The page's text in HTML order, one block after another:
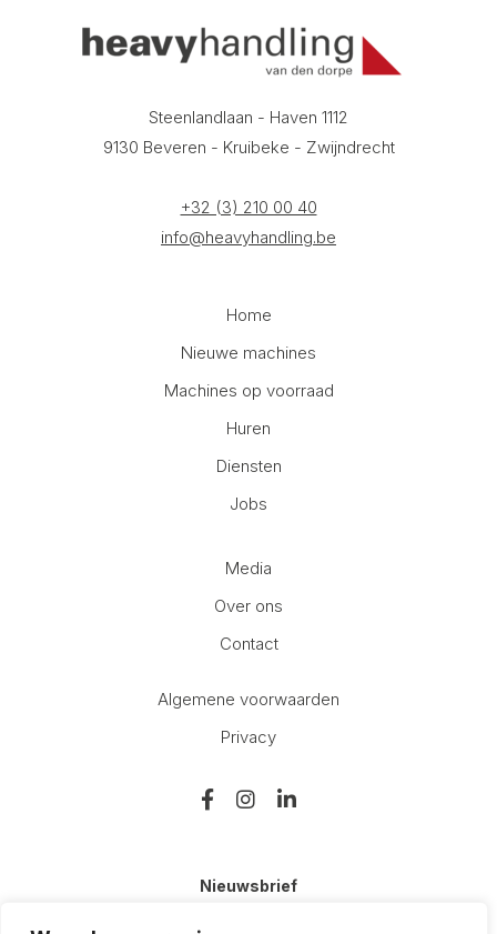
Steenlandlaan - Haven 1112
9130 Beveren - Kruibeke - Zwijndrecht
+32 (3) 210 00 40
info@heavyhandling.be
Home
Nieuwe machines
Machines op voorraad
Huren
Diensten
Jobs
Media
Over ons
Contact
Algemene voorwaarden
Privacy
Nieuwsbrief